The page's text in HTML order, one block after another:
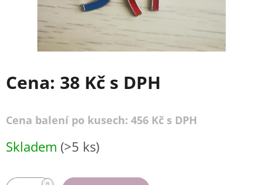
Cena: 38 Kč s DPH
Cena balení po kusech: 456 Kč s DPH
cena:
Skladem (>5 ks)